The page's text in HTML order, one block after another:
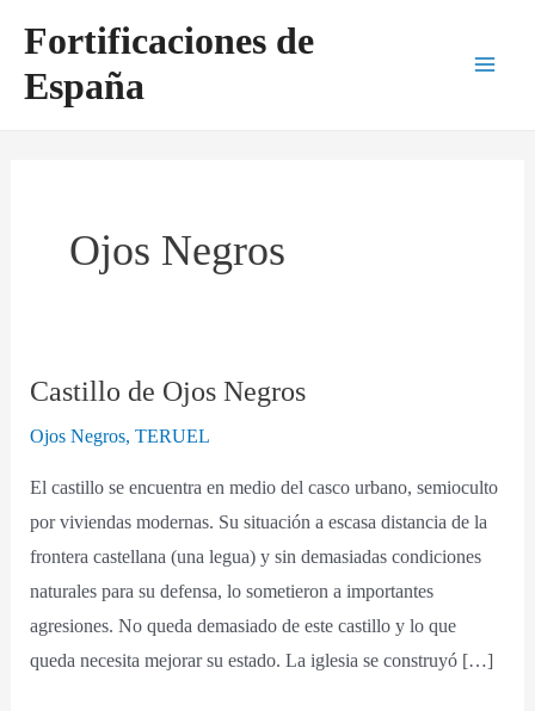
contenido
Fortificaciones de
España
Ojos Negros
Castillo de Ojos Negros
Ojos Negros,TERUEL
El castillo se encuentra en medio del casco urbano, semioculto
por viviendas modernas. Su situación a escasa distancia de la
frontera castellana (una legua) y sin demasiadas condiciones
naturales para su defensa, lo sometieron a importantes
agresiones. No queda demasiado de este castillo y lo que
queda necesita mejorar su estado. La iglesia se construyó […]
Castillo
Negros